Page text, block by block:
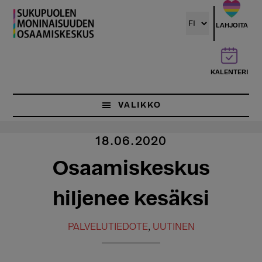
Hyppää
pääsisältöön
LAHJOITA
KALENTERI
VALIKKO
18.06.2020
Osaamiskeskus
hiljenee kesäksi
PALVELUTIEDOTE, UUTINEN